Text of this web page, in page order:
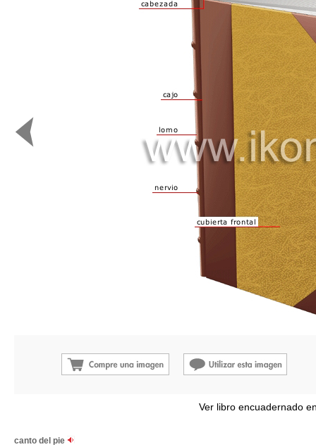
Ver libro encuadernado
canto del pie